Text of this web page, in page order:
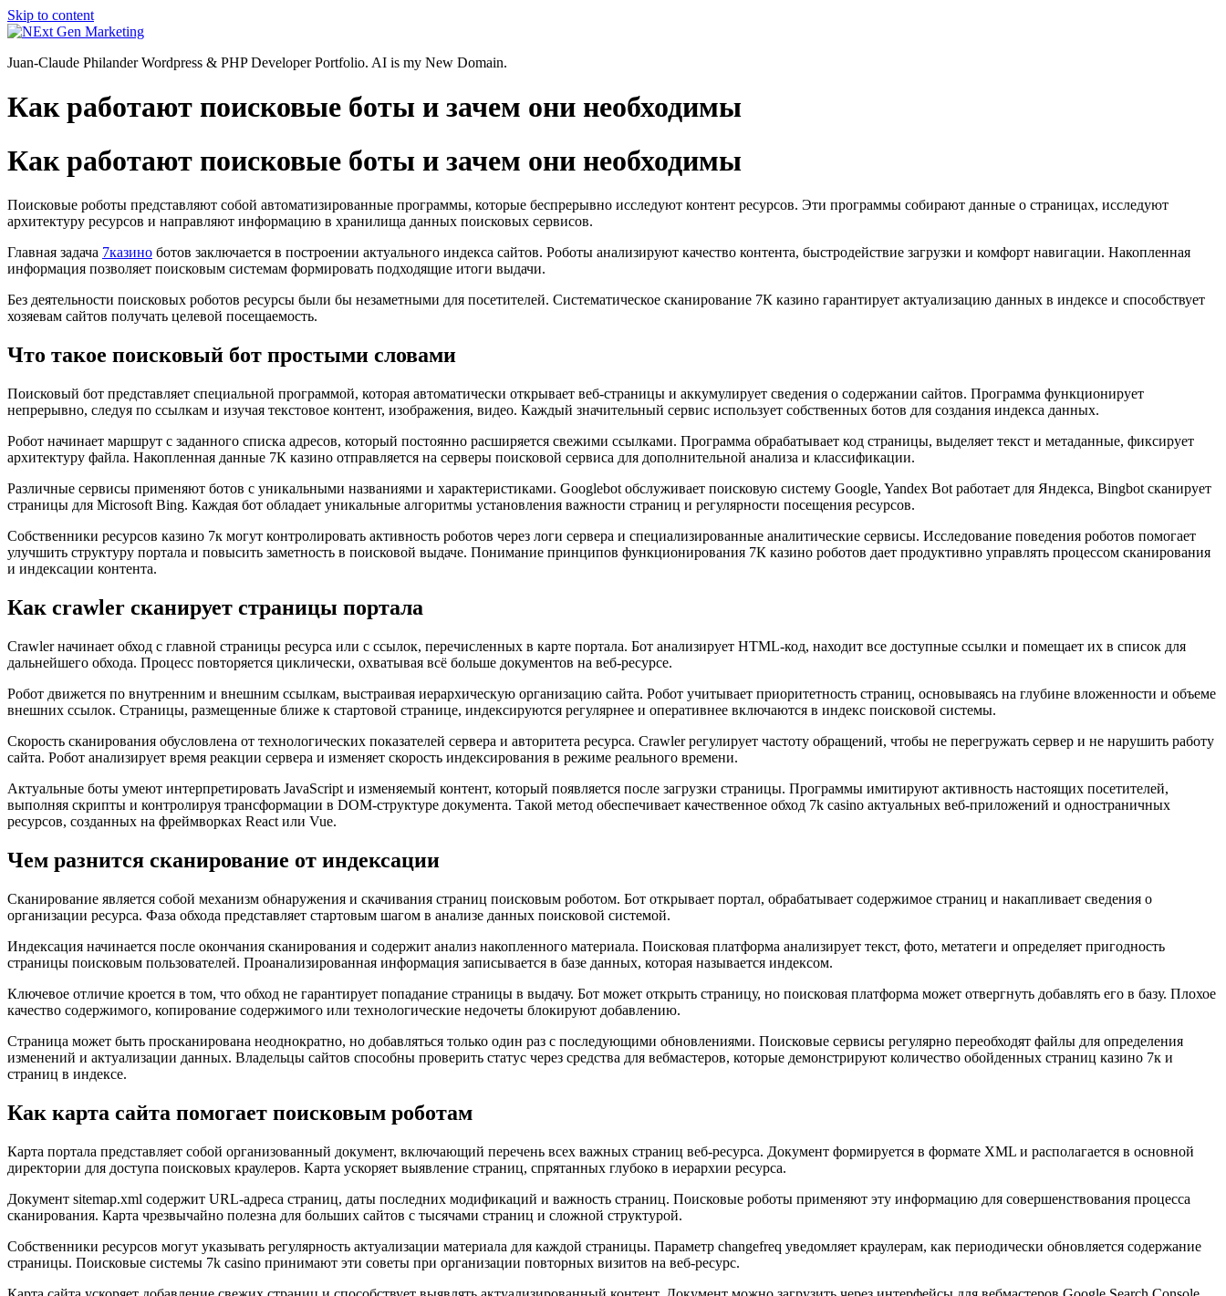
Skip to content
Juan-Claude Philander Wordpress & PHP Developer Portfolio. AI is my New Domain.
Как работают поисковые боты и зачем они необходимы
Как работают поисковые боты и зачем они необходимы
Поисковые роботы представляют собой автоматизированные программы, которые беспрерывно исследуют контент ресурсов. Эти программы собирают данные о страницах, исследуют
архитектуру ресурсов и направляют информацию в хранилища данных поисковых сервисов.
Главная задача 7казино ботов заключается в построении актуального индекса сайтов. Роботы анализируют качество контента, быстродействие загрузки и комфорт навигации. Накопленная
информация позволяет поисковым системам формировать подходящие итоги выдачи.
Без деятельности поисковых роботов ресурсы были бы незаметными для посетителей. Систематическое сканирование 7К казино гарантирует актуализацию данных в индексе и способствует
хозяевам сайтов получать целевой посещаемость.
Что такое поисковый бот простыми словами
Поисковый бот представляет специальной программой, которая автоматически открывает веб-страницы и аккумулирует сведения о содержании сайтов. Программа функционирует
непрерывно, следуя по ссылкам и изучая текстовое контент, изображения, видео. Каждый значительный сервис использует собственных ботов для создания индекса данных.
Робот начинает маршрут с заданного списка адресов, который постоянно расширяется свежими ссылками. Программа обрабатывает код страницы, выделяет текст и метаданные, фиксирует
архитектуру файла. Накопленная данные 7К казино отправляется на серверы поисковой сервиса для дополнительной анализа и классификации.
Различные сервисы применяют ботов с уникальными названиями и характеристиками. Googlebot обслуживает поисковую систему Google, Yandex Bot работает для Яндекса, Bingbot сканирует
страницы для Microsoft Bing. Каждая бот обладает уникальные алгоритмы установления важности страниц и регулярности посещения ресурсов.
Собственники ресурсов казино 7к могут контролировать активность роботов через логи сервера и специализированные аналитические сервисы. Исследование поведения роботов помогает
улучшить структуру портала и повысить заметность в поисковой выдаче. Понимание принципов функционирования 7К казино роботов дает продуктивно управлять процессом сканирования
и индексации контента.
Как crawler сканирует страницы портала
Crawler начинает обход с главной страницы ресурса или с ссылок, перечисленных в карте портала. Бот анализирует HTML-код, находит все доступные ссылки и помещает их в список для
дальнейшего обхода. Процесс повторяется циклически, охватывая всё больше документов на веб-ресурсе.
Робот движется по внутренним и внешним ссылкам, выстраивая иерархическую организацию сайта. Робот учитывает приоритетность страниц, основываясь на глубине вложенности и объеме
внешних ссылок. Страницы, размещенные ближе к стартовой странице, индексируются регулярнее и оперативнее включаются в индекс поисковой системы.
Скорость сканирования обусловлена от технологических показателей сервера и авторитета ресурса. Crawler регулирует частоту обращений, чтобы не перегружать сервер и не нарушить работу
сайта. Робот анализирует время реакции сервера и изменяет скорость индексирования в режиме реального времени.
Актуальные боты умеют интерпретировать JavaScript и изменяемый контент, который появляется после загрузки страницы. Программы имитируют активность настоящих посетителей,
выполняя скрипты и контролируя трансформации в DOM-структуре документа. Такой метод обеспечивает качественное обход 7k casino актуальных веб-приложений и одностраничных
ресурсов, созданных на фреймворках React или Vue.
Чем разнится сканирование от индексации
Сканирование является собой механизм обнаружения и скачивания страниц поисковым роботом. Бот открывает портал, обрабатывает содержимое страниц и накапливает сведения о
организации ресурса. Фаза обхода представляет стартовым шагом в анализе данных поисковой системой.
Индексация начинается после окончания сканирования и содержит анализ накопленного материала. Поисковая платформа анализирует текст, фото, метатеги и определяет пригодность
страницы поисковым пользователей. Проанализированная информация записывается в базе данных, которая называется индексом.
Ключевое отличие кроется в том, что обход не гарантирует попадание страницы в выдачу. Бот может открыть страницу, но поисковая платформа может отвергнуть добавлять его в базу. Плохое
качество содержимого, копирование содержимого или технологические недочеты блокируют добавлению.
Страница может быть просканирована неоднократно, но добавляться только один раз с последующими обновлениями. Поисковые сервисы регулярно переобходят файлы для определения
изменений и актуализации данных. Владельцы сайтов способны проверить статус через средства для вебмастеров, которые демонстрируют количество обойденных страниц казино 7к и
страниц в индексе.
Как карта сайта помогает поисковым роботам
Карта портала представляет собой организованный документ, включающий перечень всех важных страниц веб-ресурса. Документ формируется в формате XML и располагается в основной
директории для доступа поисковых краулеров. Карта ускоряет выявление страниц, спрятанных глубоко в иерархии ресурса.
Документ sitemap.xml содержит URL-адреса страниц, даты последних модификаций и важность страниц. Поисковые роботы применяют эту информацию для совершенствования процесса
сканирования. Карта чрезвычайно полезна для больших сайтов с тысячами страниц и сложной структурой.
Собственники ресурсов могут указывать регулярность актуализации материала для каждой страницы. Параметр changefreq уведомляет краулерам, как периодически обновляется содержание
страницы. Поисковые системы 7k casino принимают эти советы при организации повторных визитов на веб-ресурс.